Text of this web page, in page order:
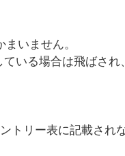
いません。
いる場合は飛ばされ
トリー表に記載さ